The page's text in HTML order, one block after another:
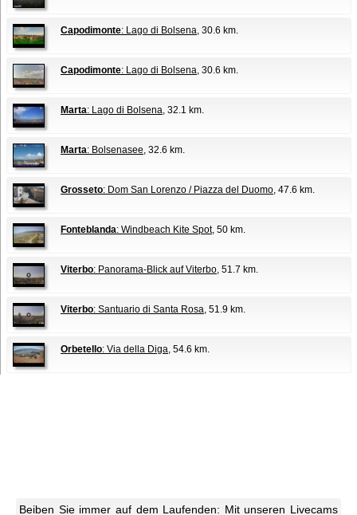
Capodimonte: Lago di Bolsena, 30.6 km.
Capodimonte: Lago di Bolsena, 30.6 km.
Marta: Lago di Bolsena, 32.1 km.
Marta: Bolsenasee, 32.6 km.
Grosseto: Dom San Lorenzo / Piazza del Duomo, 47.6 km.
Fonteblanda: Windbeach Kite Spot, 50 km.
Viterbo: Panorama-Blick auf Viterbo, 51.7 km.
Viterbo: Santuario di Santa Rosa, 51.9 km.
Orbetello: Via della Diga, 54.6 km.
Beiben Sie immer auf dem Laufenden: Mit unseren Livecams